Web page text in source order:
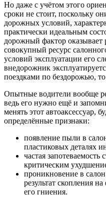
Но даже с учётом этого
сроки не стоит, поскольку
дорожных условий,
практически идеальным
дорожный фактор
совокупный ресурс
условий эксплуатации его
внедорожник
поездками по бездорожью,
Опытные водители вообще
ведь его нужно ещё и
менять этот автоаксессуар,
определённые признаки:
появление пыли в
пластиковых деталях
частая запотеваемость
критическим
проникновение в
результат скопления
его гниения.